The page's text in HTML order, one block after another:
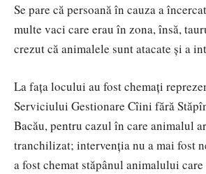
Se pare că persoană în cauza a
multe vaci care erau în zona, însă,
crezut că animalele sunt atacate și a
La fața locului au fost chemați
Serviciului Gestionare Cîini fără
Bacău, pentru cazul în care animalul
tranchilizat; intervenția nu a mai fost
a fost chemat stăpânul animalului